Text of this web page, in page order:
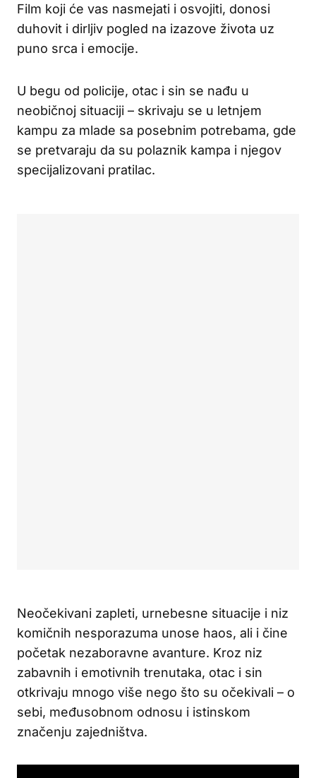
Film koji će vas nasmejati i osvojiti, donosi
duhovit i dirljiv pogled na izazove života uz
puno srca i emocije.
U begu od policije, otac i sin se nađu u
neobičnoj situaciji – skrivaju se u letnjem
kampu za mlade sa posebnim potrebama, gde
se pretvaraju da su polaznik kampa i njegov
specijalizovani pratilac.
Neočekivani zapleti, urnebesne situacije i niz
komičnih nesporazuma unose haos, ali i čine
početak nezaboravne avanture. Kroz niz
zabavnih i emotivnih trenutaka, otac i sin
otkrivaju mnogo više nego što su očekivali – o
sebi, međusobnom odnosu i istinskom
značenju zajedništva.